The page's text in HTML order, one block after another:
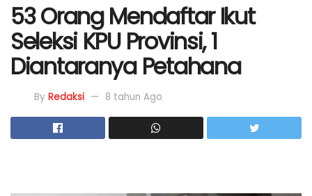
53 Orang Mendaftar Ikut
Seleksi KPU Provinsi, 1
Diantaranya Petahana
By Redaksi 8 tahun Ago